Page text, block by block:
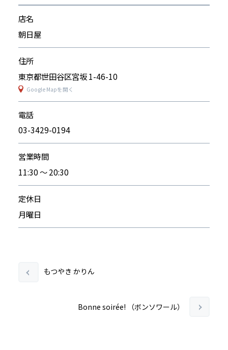
店名
朝日屋
住所
東京都世田谷区宮坂 1-46-10
Google Mapを開く
電話
03-3429-0194
営業時間
11:30 〜 20:30
定休日
月曜日
もつやき かりん
Bonne soirée! （ボンソワール）